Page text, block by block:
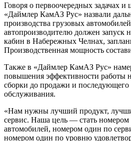
Говоря о первоочередных задачах и
«Даймлер КамАЗ Рус» назвали
производства грузовых
автопроизводителю должен запуск
кабин в Набережных Челнах,
Производственная мощность
Также в «Даймлер КамАЗ Рус»
повышения эффективности работы
сборки до продажи и последующего
обслуживания.
«Нам нужны лучший продукт,
сервис. Наша цель — стать
автомобилей, номером один по
номером один по уровню